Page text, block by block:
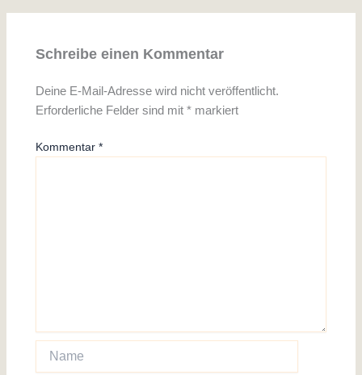
Schreibe einen Kommentar
Deine E-Mail-Adresse wird nicht veröffentlicht.
Erforderliche Felder sind mit* markiert
Kommentar*
Name